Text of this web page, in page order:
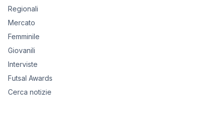
Regionali
Mercato
Femminile
Giovanili
Interviste
Futsal Awards
Cerca notizie